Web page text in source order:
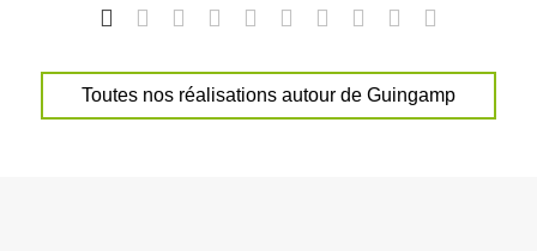
découvrir cette maison plain-pied en ossature bois réalisée
Toutes nos réalisations autour de Guingamp